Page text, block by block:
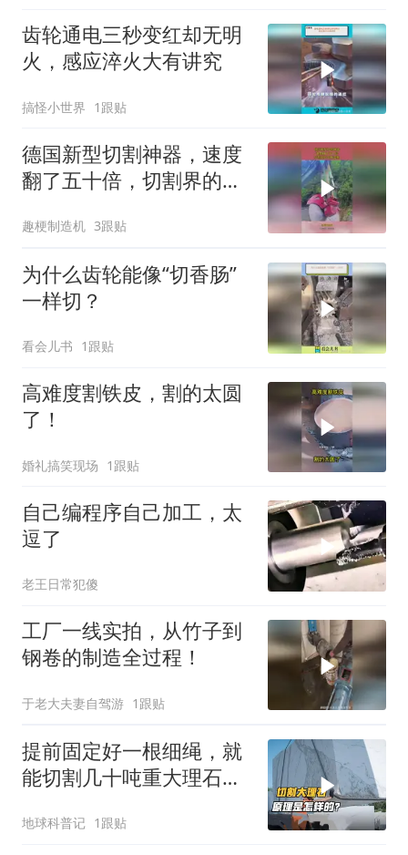
齿轮通电三秒变红却无明
火，感应淬火大有讲究
搞怪小世界 1跟贴
德国新型切割神器，速度
翻了五十倍，切割界的劳
趣梗制造机 3跟贴
为什么齿轮能像“切香肠”
一样切？
看会儿书 1跟贴
高难度割铁皮，割的太圆
了！
婚礼搞笑现场 1跟贴
自己编程序自己加工，太
逗了
老王日常犯傻
工厂一线实拍，从竹子到
钢卷的制造全过程！
于老大夫妻自驾游 1跟贴
提前固定好一根细绳，就
能切割几十吨重大理石，
地球科普记 1跟贴